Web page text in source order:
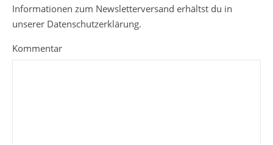
Informationen zum Newsletterversand erhältst du in
unserer Datenschutzerklärung.
Kommentar